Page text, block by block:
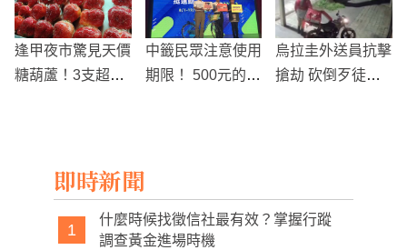
逢甲夜市驚見天價
糖葫蘆！3支超過
中籤民眾注意使用
期限！ 500元的動
烏拉圭外送員抗擊
搶劫 砍倒歹徒保
即時新聞
1
什麼時候找徵信社最有效？掌握行蹤
調查黃金進場時機